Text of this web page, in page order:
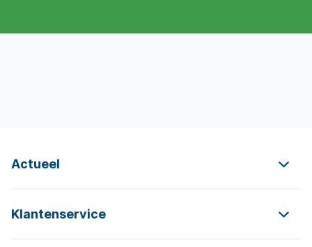
Actueel
Klantenservice